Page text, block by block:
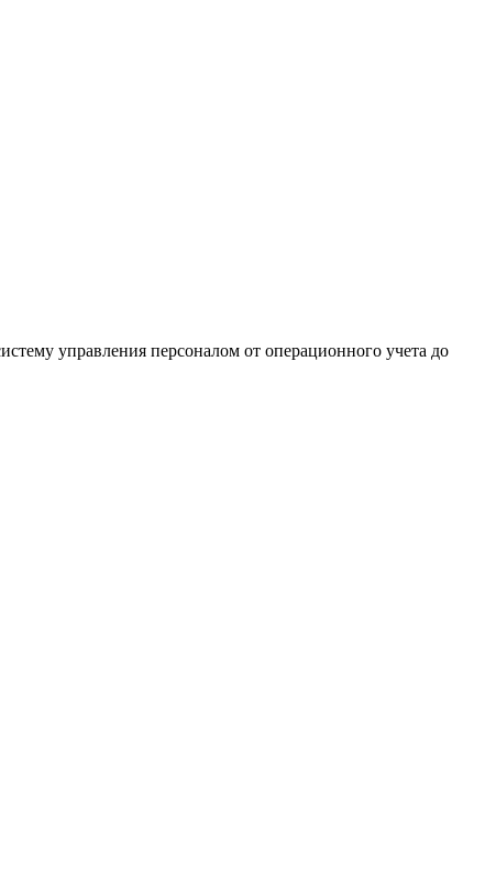
управления персоналом от операционного учета до